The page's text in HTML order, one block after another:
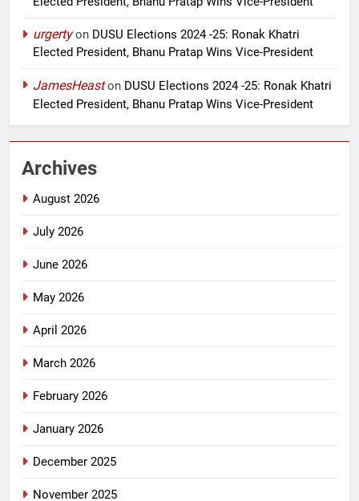
urgertyon DUSU Elections 2024 -25: Ronak Khatri
Elected President, Bhanu Pratap Wins Vice-President
JamesHeaston DUSU Elections 2024 -25: Ronak Khatri
Elected President, Bhanu Pratap Wins Vice-President
Archives
August 2026
July 2026
June 2026
May 2026
April 2026
March 2026
February 2026
January 2026
December 2025
November 2025